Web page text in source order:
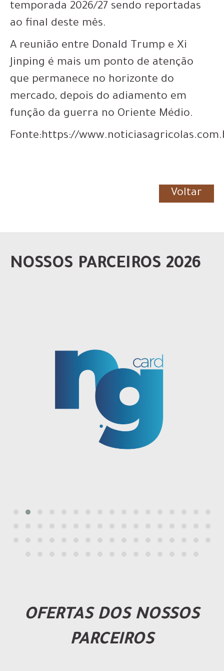
temporada 2026/27 sendo reportadas
ao final deste mês.
A reunião entre Donald Trump e Xi
Jinping é mais um ponto de atenção
que permanece no horizonte do
mercado, depois do adiamento em
função da guerra no Oriente Médio.
Fonte:https://
Voltar
NOSSOS PARCEIROS 2026
OFERTAS DOS NOSSOS
PARCEIROS